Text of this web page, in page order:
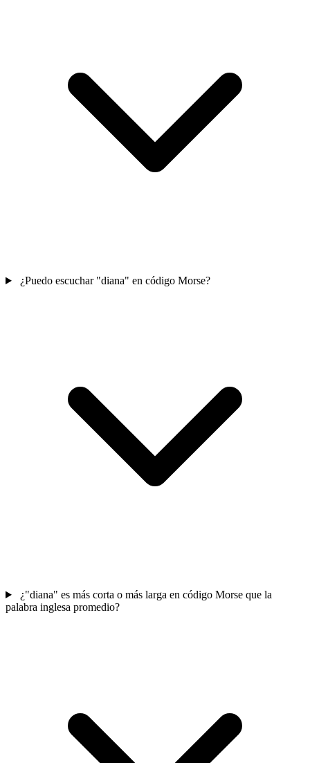
¿Puedo escuchar "diana" en código Morse?
¿"diana" es más corta o más larga en código Morse que la
palabra inglesa promedio?